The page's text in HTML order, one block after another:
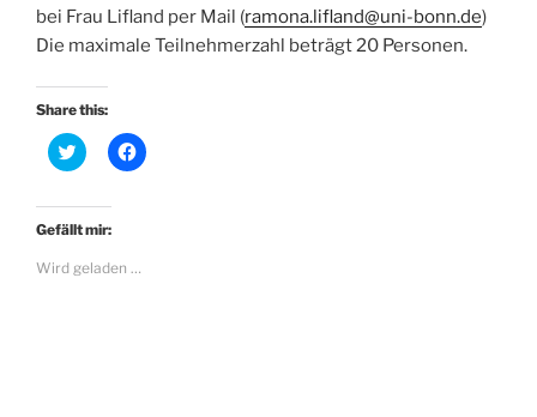
bei Frau Lifland per Mail (ramona.lifland@uni-bonn.de)
Die maximale Teilnehmerzahl beträgt 20 Personen.
Share this:
K
l
k
,
u
m
ü
K
l
a
Gefällt mir:
Wird geladen …